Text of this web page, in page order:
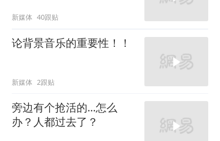
新媒体 40跟贴
论背景音乐的重要性！！
新媒体 2跟贴
旁边有个抢活的…怎么
办？人都过去了？